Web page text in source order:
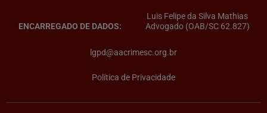
ENCARREGADO DE DADOS:
Luis Felipe da Silva Mathias
Advogado (OAB/SC 62.827)
lgpd@aacrimesc.org.br
Política de Privacidade